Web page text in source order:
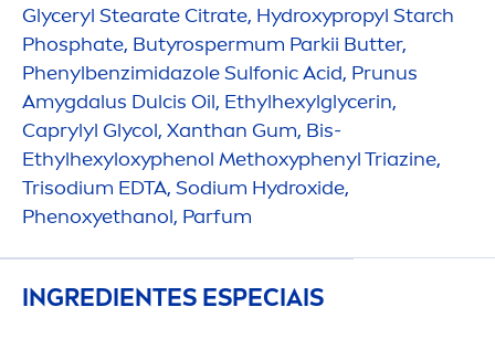
Glyceryl Stearate Citrate, Hydroxypropyl Starch
Phosphate, Butyrospermum Parkii Butter,
Phenylbenzimidazole Sulfonic Acid, Prunus
Amygdalus Dulcis Oil, Ethylhexylglycerin,
Caprylyl Glycol, Xanthan Gum, Bis-
Ethylhexyloxyphenol Methoxyphenyl Triazine,
Trisodium EDTA, Sodium Hydroxide,
Phenoxyethanol, Parfum
INGREDIENTES ESPECIAIS